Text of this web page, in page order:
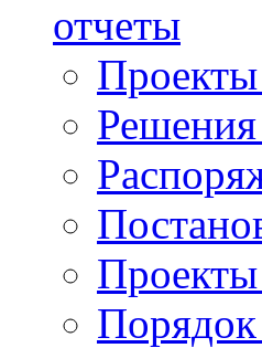
отчеты
Проекты
Порядок